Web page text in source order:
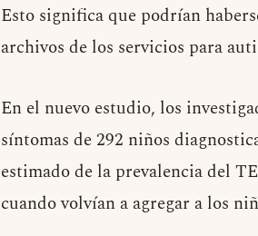
Esto significa que podrían
archivos de los servicios para
En el nuevo estudio, los
síntomas de 292 niños
estimado de la prevalencia del
cuando volvían a agregar a los